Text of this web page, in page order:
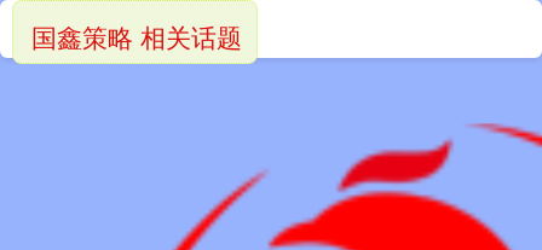
国鑫策略 相关话题